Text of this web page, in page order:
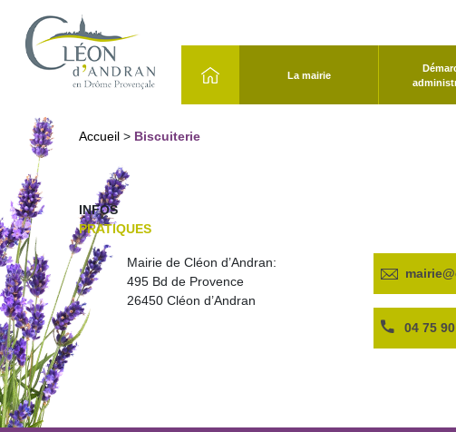
La mairie
Accueil > Biscuiterie
INFOS
PRATIQUES
Mairie de Cléon d’Andran:
495 Bd de Provence
26450 Cléon d’Andran
04 75